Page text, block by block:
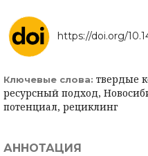
https://doi.org/
Ключевые слова: твердые
ресурсный подход,
потенциал, рециклинг
АННОТАЦИЯ